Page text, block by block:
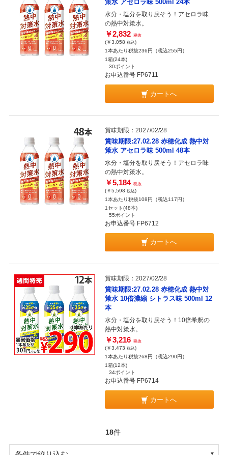
策水 アセロラ味 500ml 24本
水分・塩分を取り戻そう！アセロラ味
の熱中対策水。
￥2,832 税抜
(￥3,058 税込)
1本あたり税抜236円（税込255円）
1箱(24本)
30ポイント
お申込番号 FP6711
カートへ
賞味期限：2027/02/28
賞味期限:27.02.28 赤穂化成 熱中対
策水 アセロラ味 500ml 48本
水分・塩分を取り戻そう！アセロラ味
の熱中対策水。
￥5,184 税抜
(￥5,598 税込)
1本あたり税抜108円（税込117円）
1セット(48本)
55ポイント
お申込番号 FP6712
カートへ
賞味期限：2027/02/28
賞味期限:27.02.28 赤穂化成 熱中対
策水 10倍濃縮 シトラス味 500ml 12
本
水分・塩分を取り戻そう！10倍希釈の
熱中対策水。
￥3,216 税抜
(￥3,473 税込)
1本あたり税抜268円（税込290円）
1箱(12本)
34ポイント
お申込番号 FP6714
カートへ
18件